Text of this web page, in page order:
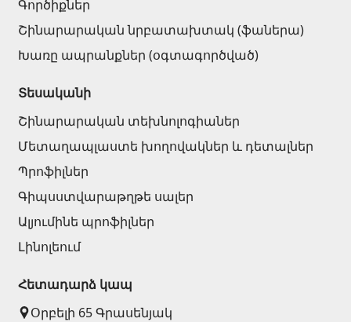
Գործիքներ
Շինարարական նրբատախտակ (ֆաներա)
Խառը ապրանքներ (օգտագործված)
Տեսականի
Շինարարական տեխնոլոգիաներ
Մետաղապլաստե խողովակներ և դետալներ
Պրոֆիլներ
Գիպսստվարաթղթե սալեր
Ալյումինե պրոֆիլներ
Լինոլեում
Հետադարձ կապ
Օրբելի 65 Գրասենյակ